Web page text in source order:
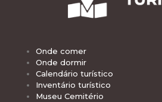
Onde comer
Onde dormir
Calendário turístico
Inventário turístico
Museu Cemitério